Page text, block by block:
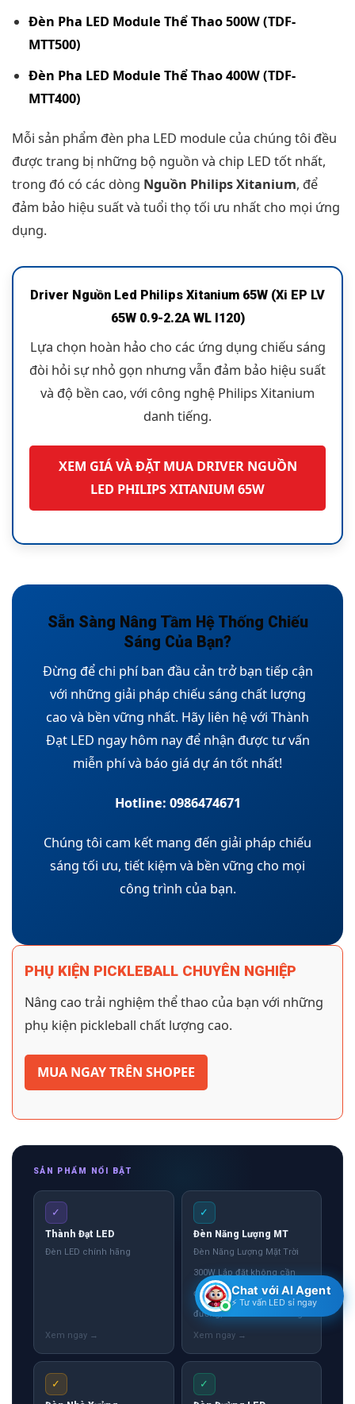
Đèn Pha LED Module Thể Thao 500W (TDF-
MTT500)
Đèn Pha LED Module Thể Thao 400W (TDF-
MTT400)
Mỗi sản phẩm đèn pha LED module của chúng tôi đều
được trang bị những bộ nguồn và chip LED tốt nhất,
trong đó có các dòng Nguồn Philips Xitanium, để
đảm bảo hiệu suất và tuổi thọ tối ưu nhất cho mọi ứng
dụng.
Driver Nguồn Led Philips Xitanium 65W (Xi EP LV
65W 0.9-2.2A WL I120)
Lựa chọn hoàn hảo cho các ứng dụng chiếu sáng
đòi hỏi sự nhỏ gọn nhưng vẫn đảm bảo hiệu suất
và độ bền cao, với công nghệ Philips Xitanium
danh tiếng.
XEM GIÁ VÀ ĐẶT MUA DRIVER NGUỒN
LED PHILIPS XITANIUM 65W
Sẵn Sàng Nâng Tầm Hệ Thống Chiếu
Sáng Của Bạn?
Đừng để chi phí ban đầu cản trở bạn tiếp cận
với những giải pháp chiếu sáng chất lượng
cao và bền vững nhất. Hãy liên hệ với Thành
Đạt LED ngay hôm nay để nhận được tư vấn
miễn phí và báo giá dự án tốt nhất!
Hotline: 0986474671
Chúng tôi cam kết mang đến giải pháp chiếu
sáng tối ưu, tiết kiệm và bền vững cho mọi
công trình của bạn.
PHỤ KIỆN PICKLEBALL CHUYÊN NGHIỆP
Nâng cao trải nghiệm thể thao của bạn với những
phụ kiện pickleball chất lượng cao.
MUA NGAY TRÊN SHOPEE
SẢN PHẨM NỔI BẬT
✓
Thành Đạt LED
Đèn LED chính hãng
✓
Đèn Năng Lượng MT
Đèn Năng Lượng Mặt Trời
300W Lắp đặt không cần
điện lưới, không cần đào
đường, bảo hành 24 tháng.
✓ ✓
Chat với AI Agent
⚡ Tư vấn LED sỉ ngay